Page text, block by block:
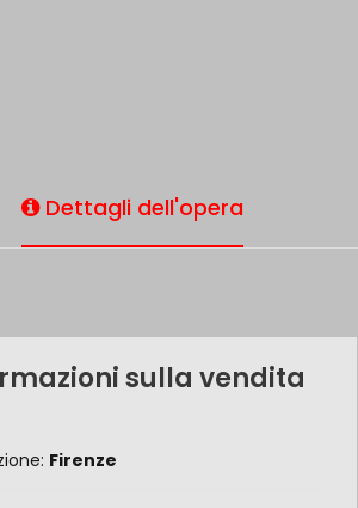
Dettagli dell'opera
sulla vendita
Firenze